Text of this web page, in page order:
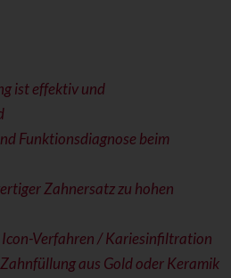
ist effektiv und
Funktionsdiagnose beim
Zahnersatz zu hohen
Verfahren / Kariesinfiltration
aus Gold oder Keramik